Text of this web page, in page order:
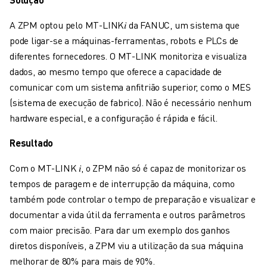
CENTRO DE DOWNLOADS » MYFANUC
FORMAÇÃO & EDUCAÇÃO
FANUC ACADEMY
SOLUÇÕES PARA INDÚSTRIAS
SOLUÇÕES PARA SECTOR EDUCATIVO
WORLDSKILLS & JOVENS TALENTOS
EVENTOS EDUCATIVOS
NOTÍCIAS
EVENTOS
SOBRE A FANUC
SOBRE A FANUC
FANUC NA EUROPA
ONDE ESTAMOS
SUSTENTABILIDADE
CARREIRA
A ZPM optou pelo MT-LINK𝑖 da FANUC, um sistema que
pode ligar-se a máquinas-ferramentas, robots e PLCs de
diferentes fornecedores. O MT-LINK monitoriza e visualiza
dados, ao mesmo tempo que oferece a capacidade de
comunicar com um sistema anfitrião superior, como o MES
(sistema de execução de fabrico). Não é necessário nenhum
hardware especial, e a configuração é rápida e fácil.
Resultado
Com o MT-LINK 𝑖, o ZPM não só é capaz de monitorizar os
tempos de paragem e de interrupção da máquina, como
também pode controlar o tempo de preparação e visualizar e
documentar a vida útil da ferramenta e outros parâmetros
com maior precisão. Para dar um exemplo dos ganhos
diretos disponíveis, a ZPM viu a utilização da sua máquina
melhorar de 80% para mais de 90%.